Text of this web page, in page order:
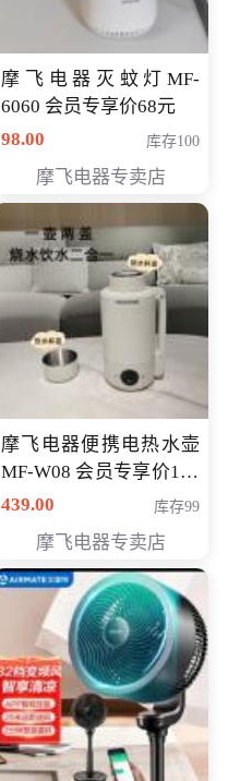
摩飞电器灭蚊灯MF-
6060 会员专享价68元
98.00
库存100
摩飞电器专卖店
摩飞电器便携电热水壶
MF-W08 会员专享价198
元
439.00 库存99
摩飞电器专卖店